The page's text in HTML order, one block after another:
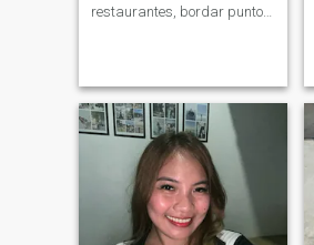
restaurantes, bordar punto
abogados de Los Angeles
como asistent